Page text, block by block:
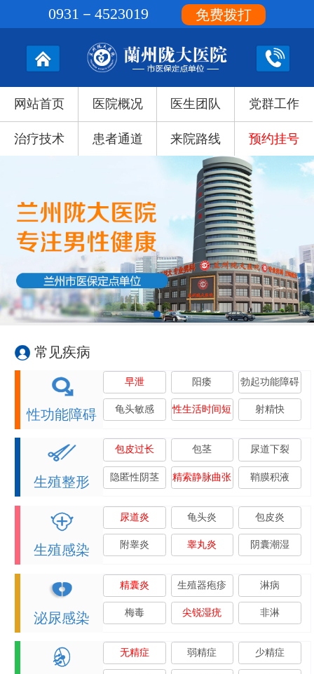
网站首页 医院概况 医生团队 党群工作
治疗技术 患者通道 来院路线 预约挂号
常见疾病
性功能障碍
早泄 阳痿 勃起功能障碍
龟头敏感 性生活时间短 射精快
生殖整形
包皮过长 包茎 尿道下裂
隐匿性阴茎 精索静脉曲张 鞘膜积液
生殖感染
尿道炎 龟头炎 包皮炎
附睾炎 睾丸炎 阴囊潮湿
泌尿感染
精囊炎 生殖器疱疹 淋病
梅毒 尖锐湿疣 非淋
无精症 弱精症 少精症
0931－4523019 免费拨打